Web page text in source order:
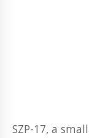
SZP-17, a